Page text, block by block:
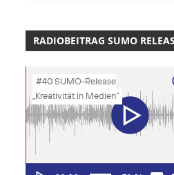
RADIOBEITRAG SUMO